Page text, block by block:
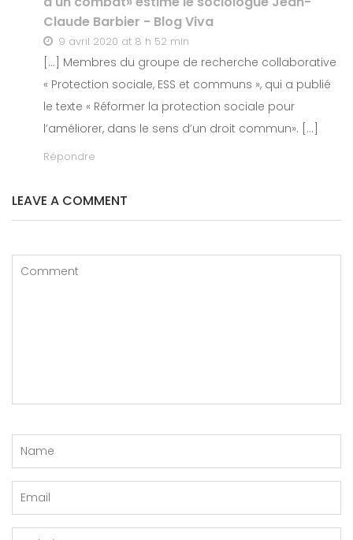
Claude Barbier - Blog Viva
9 avril 2020 at 8 h 52 min
[…] Membres du groupe de recherche collaborative
« Protection sociale, ESS et communs », qui a publié
le texte « Réformer la protection sociale pour
l’améliorer, dans le sens d’un droit commun». […]
Répondre
LEAVE A COMMENT